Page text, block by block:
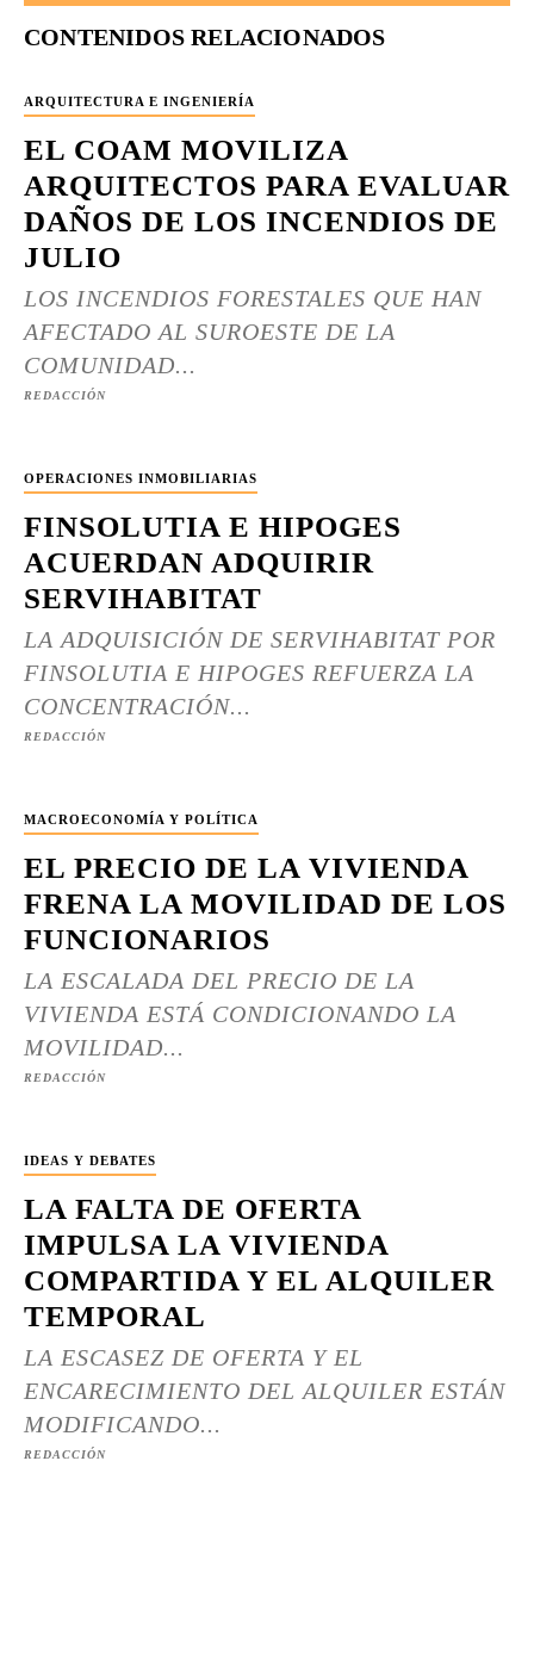
CONTENIDOS RELACIONADOS
ARQUITECTURA E INGENIERÍA
EL COAM MOVILIZA
ARQUITECTOS PARA EVALUAR
DAÑOS DE LOS INCENDIOS DE
JULIO
LOS INCENDIOS FORESTALES QUE HAN
AFECTADO AL SUROESTE DE LA
COMUNIDAD...
REDACCIÓN
OPERACIONES INMOBILIARIAS
FINSOLUTIA E HIPOGES
ACUERDAN ADQUIRIR
SERVIHABITAT
LA ADQUISICIÓN DE SERVIHABITAT POR
FINSOLUTIA E HIPOGES REFUERZA LA
CONCENTRACIÓN...
REDACCIÓN
MACROECONOMÍA Y POLÍTICA
EL PRECIO DE LA VIVIENDA
FRENA LA MOVILIDAD DE LOS
FUNCIONARIOS
LA ESCALADA DEL PRECIO DE LA
VIVIENDA ESTÁ CONDICIONANDO LA
MOVILIDAD...
REDACCIÓN
IDEAS Y DEBATES
LA FALTA DE OFERTA
IMPULSA LA VIVIENDA
COMPARTIDA Y EL ALQUILER
TEMPORAL
LA ESCASEZ DE OFERTA Y EL
ENCARECIMIENTO DEL ALQUILER ESTÁN
MODIFICANDO...
REDACCIÓN